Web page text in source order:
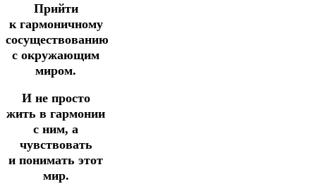
Прийти
к гармоничному
сосуществованию
с окружающим
миром.
И не просто
жить в гармонии
с ним, а
чувствовать
и понимать этот
мир.